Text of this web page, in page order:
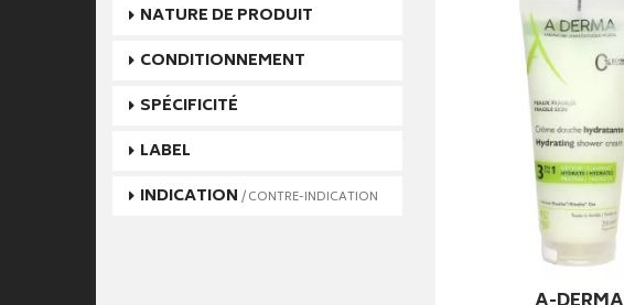
NATURE DE PRODUIT
CONDITIONNEMENT
SPÉCIFICITÉ
LABEL
INDICATION / CONTRE-INDICATION